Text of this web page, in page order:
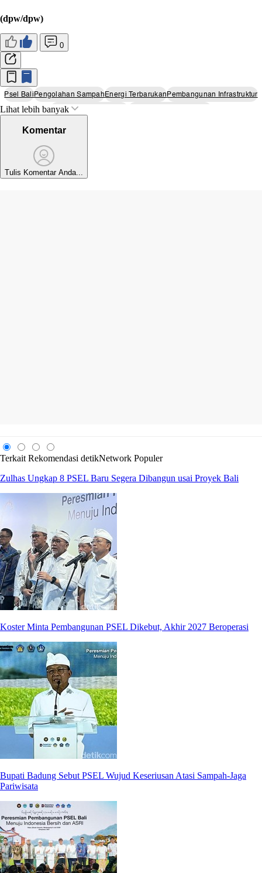
(dpw/dpw)
0
Psel BaliPengolahan SampahEnergi TerbarukanPembangunan Infrastruktur
Kesehatan Lingkungan
Lihat lebih banyak
Komentar
Tulis Komentar Anda...
Terkait Rekomendasi detikNetwork Populer
Zulhas Ungkap 8 PSEL Baru Segera Dibangun usai Proyek Bali
Koster Minta Pembangunan PSEL Dikebut, Akhir 2027 Beroperasi
Bupati Badung Sebut PSEL Wujud Keseriusan Atasi Sampah-Jaga
Pariwisata